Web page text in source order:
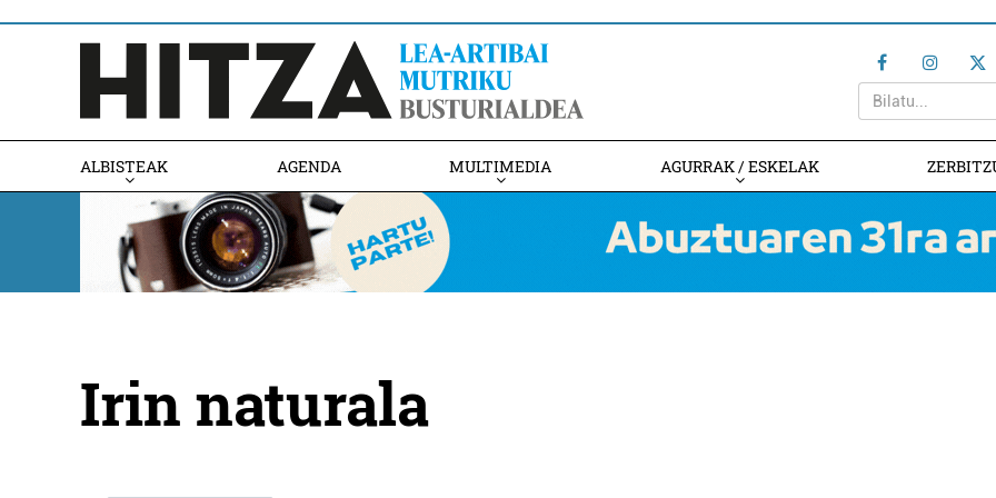
ALBISTEAK AGENDA MULTIMEDIA AGURRAK / ESKELAK
Irin naturala